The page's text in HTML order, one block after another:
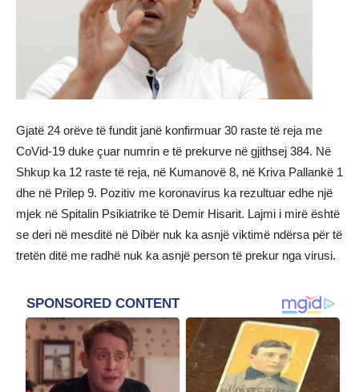
Gjatë 24 orëve të fundit janë konfirmuar 30 raste të reja me
CoVid-19 duke çuar numrin e të prekurve në gjithsej 384. Në
Shkup ka 12 raste të reja, në Kumanovë 8, në Kriva Pallankë 1
dhe në Prilep 9. Pozitiv me koronavirus ka rezultuar edhe një
mjek në Spitalin Psikiatrike të Demir Hisarit. Lajmi i mirë është
se deri në mesditë në Dibër nuk ka asnjë viktimë ndërsa për të
tretën ditë me radhë nuk ka asnjë person të prekur nga virusi.